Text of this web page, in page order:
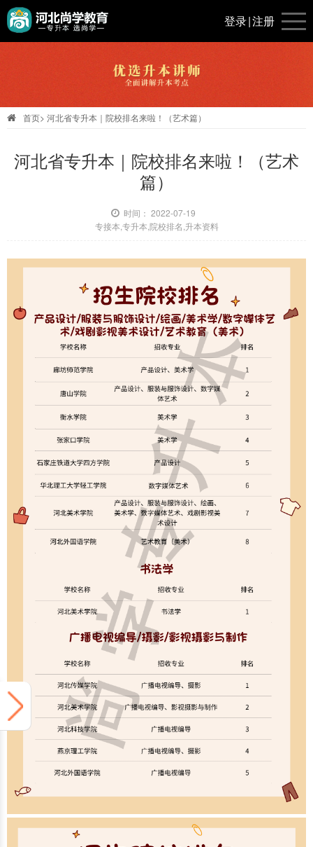
登录|注册
首页> 河北省专升本｜院校排名来啦！（艺术篇）
河北省专升本｜院校排名来啦！（艺术
篇）
时间： 2022-07-19
专接本,专升本,院校排名,升本资料